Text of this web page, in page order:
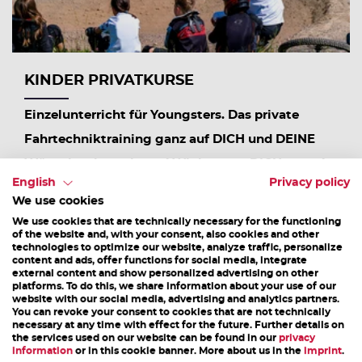
KINDER PRIVATKURSE
Einzelunterricht für Youngsters. Das private
Fahrtechniktraining ganz auf DICH und DEINE
Wann: Mai -...
25. Juli - 31. Oktober 2026
DETAILS
1 2 3 4 5 6 7 8 9 10 11
English
Privacy policy
We use cookies
We use cookies that are technically necessary for the functioning
of the website and, with your consent, also cookies and other
technologies to optimize our website, analyze traffic, personalize
content and ads, offer functions for social media, integrate
external content and show personalized advertising on other
platforms. To do this, we share information about your use of our
website with our social media, advertising and analytics partners.
You can revoke your consent to cookies that are not technically
necessary at any time with effect for the future. Further details on
the services used on our website can be found in our privacy
information or in this cookie banner. More about us in the imprint.